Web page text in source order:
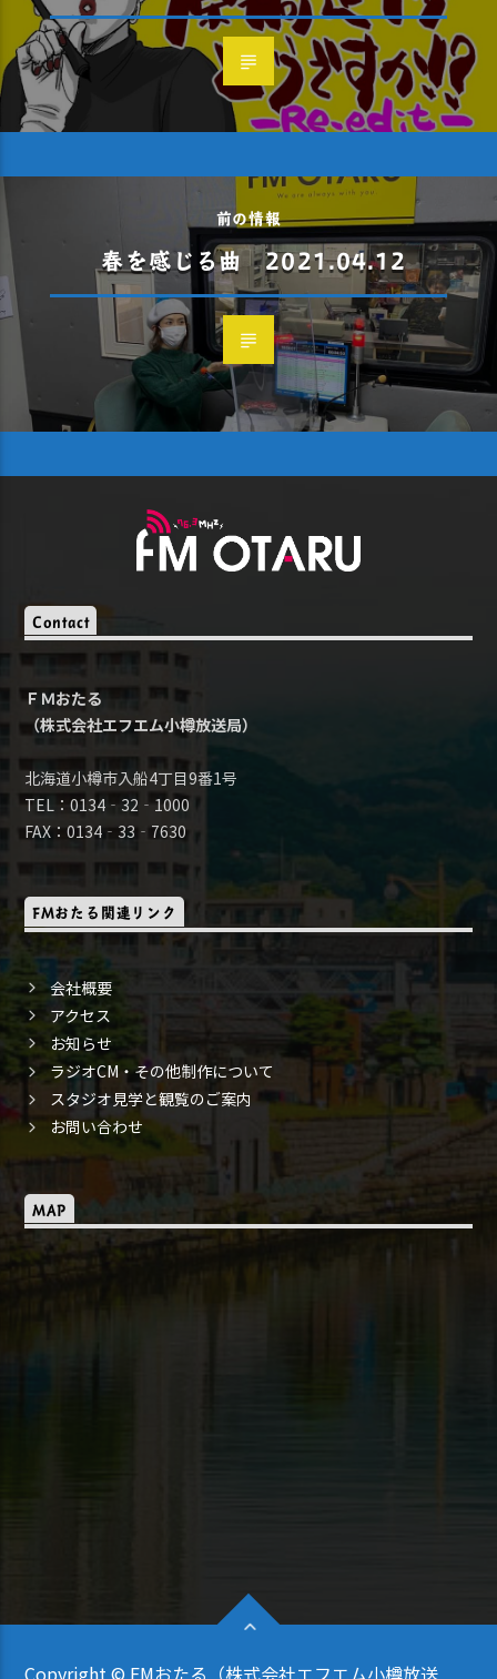
前の情報
春を感じる曲 2021.04.12
Contact
ＦＭおたる
（株式会社エフエム小樽放送局）
北海道小樽市入船4丁目9番1号
TEL：0134‐32‐1000
FAX：0134‐33‐7630
FMおたる関連リンク
会社概要
アクセス
お知らせ
ラジオCM・その他制作について
スタジオ見学と観覧のご案内
お問い合わせ
MAP
Copyright © FMおたる（株式会社エフエム小樽放送